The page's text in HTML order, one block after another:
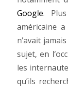
Google.
américaine
n’avait
sujet, en
les
qu’ils